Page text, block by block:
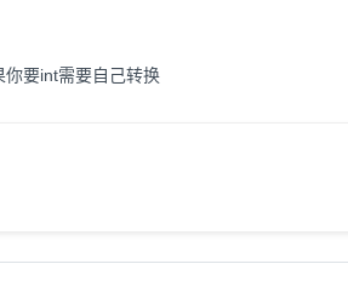
要int需要自己转换